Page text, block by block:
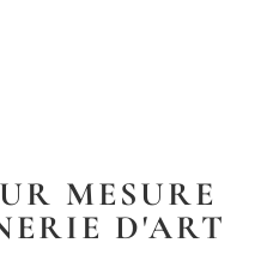
MESURE
D'ART